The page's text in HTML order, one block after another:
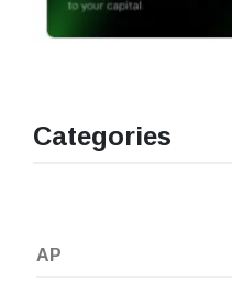
Categories
AP